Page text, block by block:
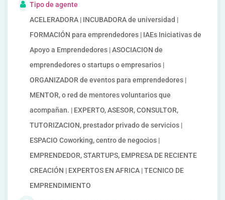
Tipo de agente
ACELERADORA | INCUBADORA de universidad |
FORMACIÓN para emprendedores | IAEs Iniciativas de
Apoyo a Emprendedores | ASOCIACION de
emprendedores o startups o empresarios |
ORGANIZADOR de eventos para emprendedores |
MENTOR, o red de mentores voluntarios que
acompañan. | EXPERTO, ASESOR, CONSULTOR,
TUTORIZACION, prestador privado de servicios |
ESPACIO Coworking, centro de negocios |
EMPRENDEDOR, STARTUPS, EMPRESA DE RECIENTE
CREACIÓN | EXPERTOS EN AFRICA | TECNICO DE
EMPRENDIMIENTO